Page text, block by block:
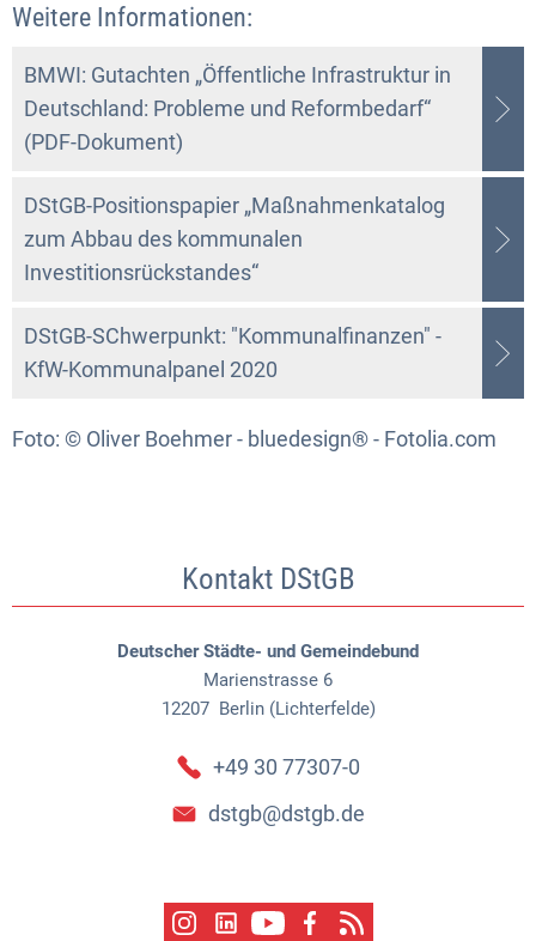
Weitere Informationen:
BMWI: Gutachten „Öffentliche Infrastruktur in
Deutschland: Probleme und Reformbedarf“
(PDF-Dokument)
DStGB-Positionspapier „Maßnahmenkatalog
zum Abbau des kommunalen
Investitionsrückstandes“
DStGB-SChwerpunkt: "Kommunalfinanzen" -
KfW-Kommunalpanel 2020
Foto: © Oliver Boehmer - bluedesign® - Fotolia.com
Kontakt DStGB
Deutscher Städte- und Gemeindebund
Marienstrasse 6
12207 Berlin (Lichterfelde)
+49 30 77307-0
dstgb@dstgb.de